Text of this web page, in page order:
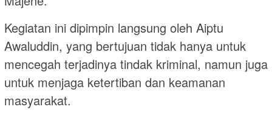
Kegiatan ini dipimpin langsung oleh Aiptu
Awaluddin, yang bertujuan tidak hanya untuk
mencegah terjadinya tindak kriminal, namun juga
untuk menjaga ketertiban dan keamanan
masyarakat.